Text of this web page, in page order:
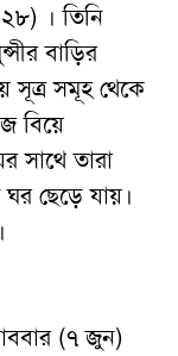
। তিনি
বাড়ির
সূত্র সমূহ থেকে
বিয়ে
সাথে তারা
ছেড়ে যায়।
(৭ জুন)